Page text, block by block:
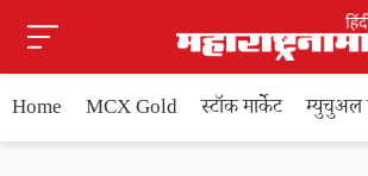
Home MCX Gold स्टॉक मार्केट